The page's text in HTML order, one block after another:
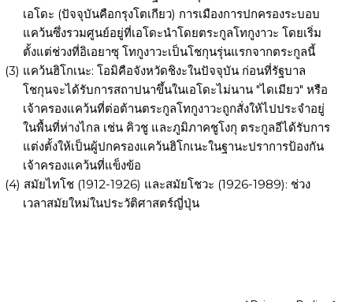
เอโดะ (ปัจจุบันคือกรุงโตเกียว) การเมืองการปกครองระบอบ
แคว้นซึ่งรวมศูนย์อยู่ที่เอโดะนำโดยตระกูลโทกูงาวะ โดยเริ่ม
ตั้งแต่ช่วงที่อิเอยาซุ โทกูงาวะเป็นโชกุนรุ่นแรกจากตระกูลนี้
แคว้นฮิโกเนะ: โอมิคือจังหวัดชิงะในปัจจุบัน ก่อนที่รัฐบาล
โชกุนจะได้รับการสถาปนาขึ้นในเอโดะไม่นาน "ไดเมียว" หรือ
เจ้าครองแคว้นที่ต่อต้านตระกูลโทกูงาวะถูกสั่งให้ไปประจำอยู่
ในพื้นที่ห่างไกล เช่น คิวชู และภูมิภาคชูโงกุ ตระกูลอีได้รับการ
แต่งตั้งให้เป็นผู้ปกครองแคว้นฮิโกเนะในฐานะปราการป้องกัน
เจ้าครองแคว้นที่แข็งข้อ
สมัยไทโช (1912-1926) และสมัยโชวะ (1926-1989): ช่วง
เวลาสมัยใหม่ในประวัติศาสตร์ญี่ปุ่น